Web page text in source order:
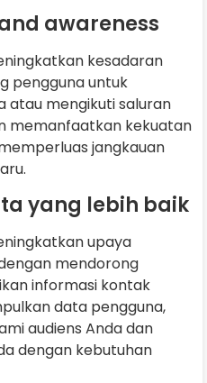
awareness
kesadaran
pengguna untuk
atau mengikuti saluran
memanfaatkan kekuatan
jangkauan
yang lebih baik
upaya
mendorong
informasi kontak
data pengguna,
audiens Anda dan
dengan kebutuhan